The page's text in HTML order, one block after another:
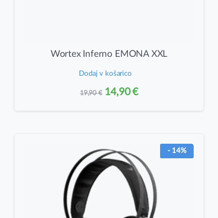
Wortex Inferno EMONA XXL
Dodaj v košarico
19,90€ Izvirna
19,90 €.
14,90€Trenutna
14,90 €.
- 14%